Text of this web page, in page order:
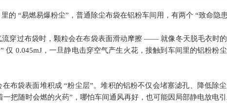
的 “易燃易爆粉尘”，普通除尘布袋在铝粉车间用，有两个 “致命隐患
流穿过布袋时，颗粒会在布袋表面滑动摩擦 —— 就像冬天脱毛衣时
仅 0.045mJ，一旦静电击穿空气产生火花，接触到车间里的铝粉粉
布袋表面堆积成 “粉尘层”。堆积的铝粉不仅会堵塞滤孔、降低除
把随时会燃的火药”，哪怕车间通风再好，也可能因局部静电放电引